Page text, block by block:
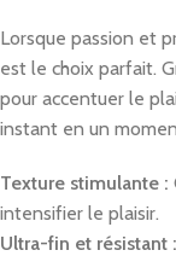
Lorsque passion et
est le choix parfait.
pour accentuer le
instant en un
Texture stimulante :
intensifier le plaisir.
Ultra-fin et résistant :